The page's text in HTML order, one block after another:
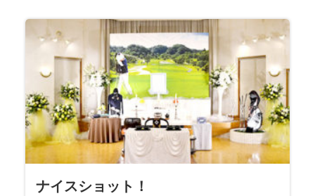
想い入れが深かったという故人様へ、お式では
故郷の趣きをお届けしたいと考えました。
ナイスショット！
どのようにお見送りするかご兄弟で話し合われまし
た。
面倒見の良さは変わることなく、故人様のまわりは
いつも笑顔と笑い声に満ちていたそうです。
様とお孫様たちご家族が想いを一つにして、お父様
と別杯を酌み交わします。
です。
ったいうことです。 3人のお子様たちが小さかった
頃、故人様とキャッチボールした思い出をお話くだ
さいました。
てご鑑賞されていました。
で、母はいくつになっても父のことを“ちゃん付け”で
呼んでいました」と教えて下さいました。
れていたそうです。
を伺いました。
ことのできる、ゆっくりとしたお別れの時間をご希
望になりました。
道とつくものを鍛錬してきた努力家でした」とお話
くださいました。
調を深慮して、ご主人様がお亡くなりになったこと
を最期までお伝えしなかったそうです。 ご長男様
は、「天国で父と再会したら、きっと母は驚くでし
ょうね」と仰いました。
た母をしっかり送ってあげたい」とご長女様はおっ
しゃいました。
トには、ご家族も知らなかった故人様の想いやこだ
わりが記載されていました。
育てるが難しい植物であっても、丹精込めて世話す
ることで美しい花を咲かせました。
たそうです。
るい世界に父は往くのだと思いました」とおっしゃ
いました。
ックに家族の時間を過ごしていただくご葬儀を提案
させていただきました。
を乗り継いでこられたカーマニアでした。
ク・サウンドでした。
ご姉弟様はそう望まれました。
っしゃいました。
たって交流し、楽しく充実した日々を過ごされまし
た。
お写真を中心に、お人柄の偲ばれるスナップを散り
ばめました。
ーをして下さいました。
ご家族が一番の宝物でした。
した。